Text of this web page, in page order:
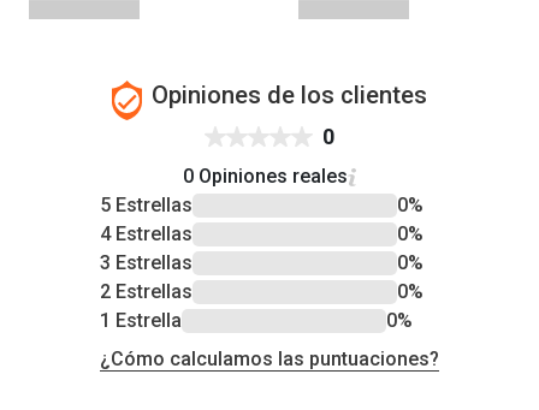
Opiniones de los clientes
0
0 Opiniones reales
5 Estrellas
0%
4 Estrellas
0%
3 Estrellas
0%
2 Estrellas
0%
1 Estrella
0%
¿Cómo calculamos las puntuaciones?